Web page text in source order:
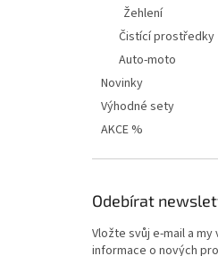
Žehlení
Čistící prostředky
Auto-moto
Novinky
Výhodné sety
AKCE %
Odebírat
Vložte svůj e-mail a
informace o nových